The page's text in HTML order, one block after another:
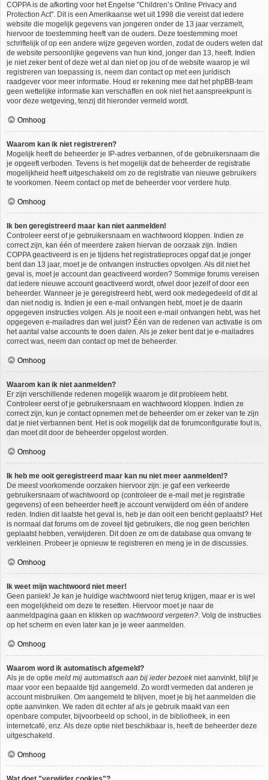
COPPA is de afkorting voor het Engelse "Children’s Online Privacy and
Protection Act". Dit is een Amerikaanse wet uit 1998 die vereist dat iedere
website die mogelijk gegevens van jongeren onder de 13 jaar verzamelt,
hiervoor de toestemming heeft van de ouders. Deze toestemming moet
schriftelijk of op een andere wijze gegeven worden, zodat de ouders weten dat
de website persoonlijke gegevens van hun kind, jonger dan 13, heeft. Indien
je niet zeker bent of deze wet al dan niet op jou of de website waarop je wil
registreren van toepassing is, neem dan contact op met een juridisch
raadgever voor meer informatie. Houd er rekening mee dat het phpBB-team
geen wettelijke informatie kan verschaffen en ook niet het aanspreekpunt is
voor deze wetgeving, tenzij dit hieronder vermeld wordt.
Omhoog
Waarom kan ik niet registreren?
Mogelijk heeft de beheerder je IP-adres verbannen, of de gebruikersnaam die
je opgeeft verboden. Tevens is het mogelijk dat de beheerder de registratie
mogelijkheid heeft uitgeschakeld om zo de registratie van nieuwe gebruikers
te voorkomen. Neem contact op met de beheerder voor verdere hulp.
Omhoog
Ik ben geregistreerd maar kan niet aanmelden!
Controleer eerst of je gebruikersnaam en wachtwoord kloppen. Indien ze
correct zijn, kan één of meerdere zaken hiervan de oorzaak zijn. Indien
COPPA geactiveerd is en je tijdens het registratieproces opgaf dat je jonger
bent dan 13 jaar, moet je de ontvangen instructies opvolgen. Als dit niet het
geval is, moet je account dan geactiveerd worden? Sommige forums vereisen
dat iedere nieuwe account geactiveerd wordt, ofwel door jezelf of door een
beheerder. Wanneer je je geregistreerd hebt, werd ook medegedeeld of dit al
dan niet nodig is. Indien je een e-mail ontvangen hebt, moet je de daarin
opgegeven instructies volgen. Als je nooit een e-mail ontvangen hebt, was het
opgegeven e-mailadres dan wel juist? Één van de redenen van activatie is om
het aantal valse accounts te doen dalen. Als je zeker bent dat je e-mailadres
correct was, neem dan contact op met de beheerder.
Omhoog
Waarom kan ik niet aanmelden?
Er zijn verschillende redenen mogelijk waarom je dit probleem hebt.
Controleer eerst of je gebruikersnaam en wachtwoord kloppen. Indien ze
correct zijn, kun je contact opnemen met de beheerder om er zeker van te zijn
dat je niet verbannen bent. Het is ook mogelijk dat de forumconfiguratie fout is,
dan moet dit door de beheerder opgelost worden.
Omhoog
Ik heb me ooit geregistreerd maar kan nu niet meer aanmelden!?
De meest voorkomende oorzaken hiervoor zijn: je gaf een verkeerde
gebruikersnaam of wachtwoord op (controleer de e-mail met je registratie
gegevens) of een beheerder heeft je account verwijderd om één of andere
reden. Indien dit laatste het geval is, heb je dan ooit een bericht geplaatst? Het
is normaal dat forums om de zoveel tijd gebruikers, die nog geen berichten
geplaatst hebben, verwijderen. Dit doen ze om de database qua omvang te
verkleinen. Probeer je opnieuw te registreren en meng je in de discussies.
Omhoog
Ik weet mijn wachtwoord niet meer!
Geen paniek! Je kan je huidige wachtwoord niet terug krijgen, maar er is wel
een mogelijkheid om deze te resetten. Hiervoor moet je naar de
aanmeldpagina gaan en klikken op wachtwoord vergeten?. Volg de instructies
op het scherm en even later kan je je weer aanmelden.
Omhoog
Waarom word ik automatisch afgemeld?
Als je de optie meld mij automatisch aan bij ieder bezoekniet aanvinkt, blijf je
maar voor een bepaalde tijd aangemeld. Zo wordt vermeden dat anderen je
account misbruiken. Om aangemeld te blijven, moet je bij het aanmelden die
optie aanvinken. We raden dit echter af als je gebruik maakt van een
openbare computer, bijvoorbeeld op school, in de bibliotheek, in een
internetcafé, enz. Als deze optie niet beschikbaar is, heeft de beheerder deze
uitgeschakeld.
Omhoog